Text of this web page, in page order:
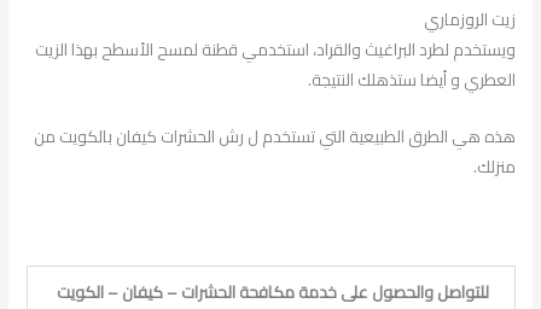
زيت الروزماري
ويستخدم لطرد البراغيث والقراد، استخدمي قطنة لمسح الأسطح بهذا الزيت
العطري و أيضا ستذهلك النتيجة.
هذه هي الطرق الطبيعية التي تستخدم ل رش الحشرات كيفان بالكويت من
منزلك.
للتواصل والحصول على خدمة مكافحة الحشرات – كيفان – الكويت